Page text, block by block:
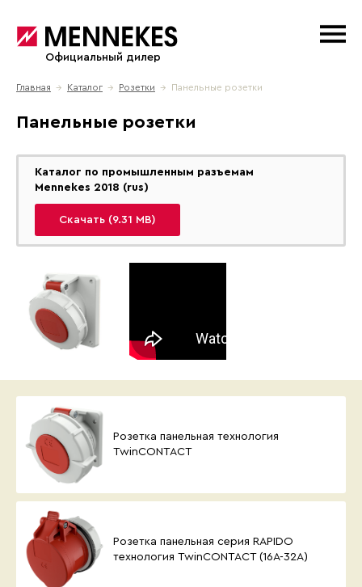
Официальный дилер
Главная → Каталог → Розетки → Панельные розетки
Панельные розетки
Каталог по промышленным разъемам
Mennekes 2018 (rus)
Скачать (9.31 MB)
Розетка панельная технология
TwinCONTACT
Розетка панельная серия RAPIDO
технология TwinCONTACT (16А-32А)